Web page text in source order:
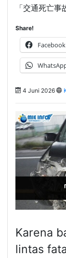
「交通死亡
Share!
Facebook
4 Juni 2026
Karena
lintas